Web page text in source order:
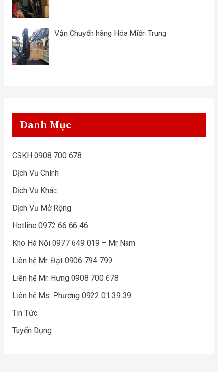
Vận Chuyển hàng Hóa Miền Trung
Danh Mục
CSKH 0908 700 678
Dịch Vụ Chính
Dịch Vụ Khác
Dịch Vụ Mở Rộng
Hotline 0972 66 66 46
Kho Hà Nội 0977 649 019 – Mr Nam
Liên hệ Mr. Đạt 0906 794 799
Liên hệ Mr. Hưng 0908 700 678
Liên hệ Ms. Phương 0922 01 39 39
Tin Tức
Tuyển Dụng